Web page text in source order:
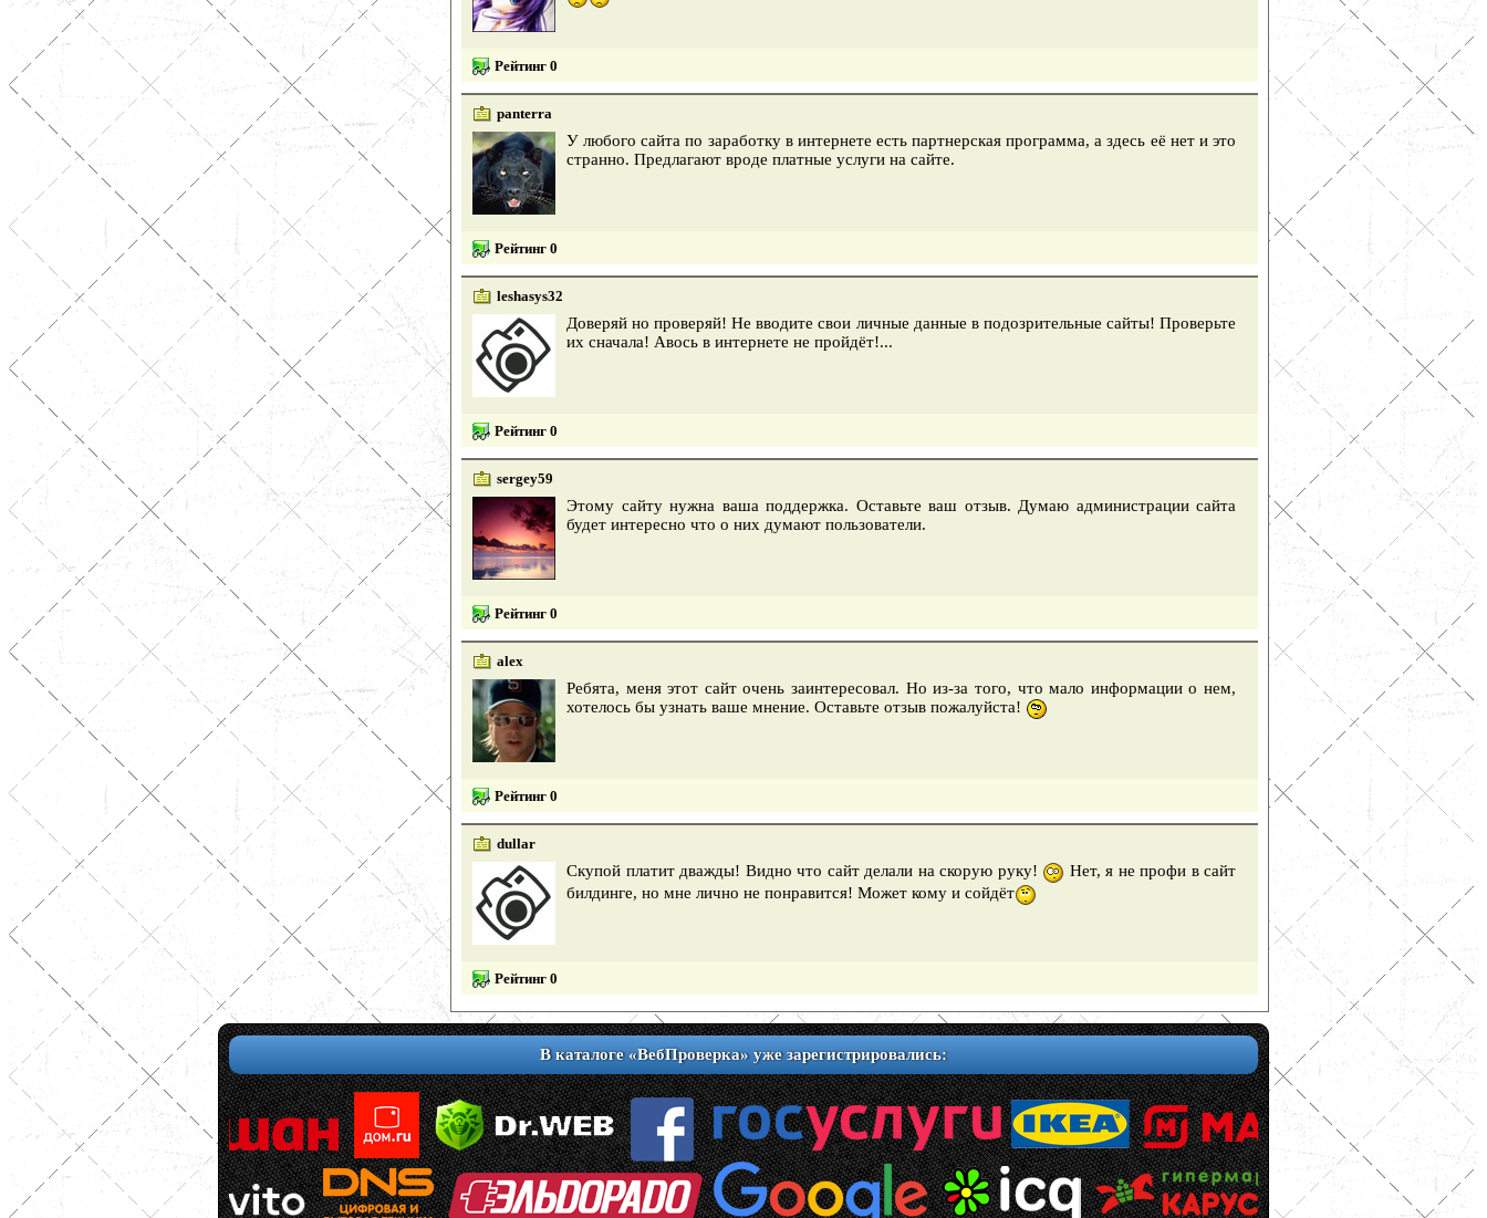
Рейтинг 0
panterra
У любого сайта по заработку в интернете есть партнерская программа, а здесь её нет и это
странно. Предлагают вроде платные услуги на сайте.
Рейтинг 0
leshasys32
Доверяй но проверяй! Не вводите свои личные данные в подозрительные сайты! Проверьте
их сначала! Авось в интернете не пройдёт!...
Рейтинг 0
sergey59
Этому сайту нужна ваша поддержка. Оставьте ваш отзыв. Думаю администрации сайта
будет интересно что о них думают пользователи.
Рейтинг 0
alex
Ребята, меня этот сайт очень заинтересовал. Но из-за того, что мало информации о нем,
хотелось бы узнать ваше мнение. Оставьте отзыв пожалуйста!
Рейтинг 0
dullar
Скупой платит дважды! Видно что сайт делали на скорую руку!
Нет, я не профи в сайт
билдинге, но мне лично не понравится! Может кому и сойдёт
Рейтинг 0
В каталоге «ВебПроверка» уже зарегистрировались: